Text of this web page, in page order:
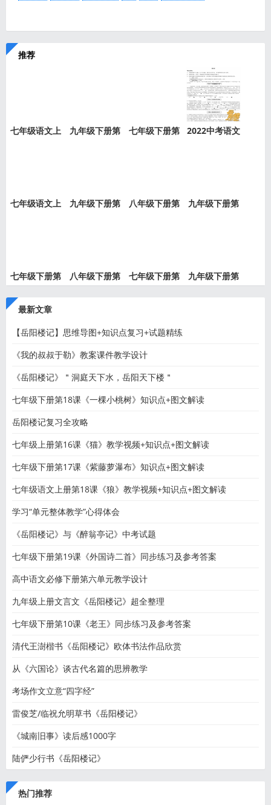
推荐
七年级语文上
九年级下册第
七年级下册第
2022中考语文
七年级语文上
九年级下册第
八年级下册第
九年级下册第
七年级下册第
八年级下册第
七年级下册第
九年级下册第
最新文章
【岳阳楼记】思维导图+知识点复习+试题精练
《我的叔叔于勒》教案课件教学设计
《岳阳楼记》＂洞庭天下水，岳阳天下楼＂
七年级下册第18课《一棵小桃树》知识点+图文解读
岳阳楼记复习全攻略
七年级上册第16课《猫》教学视频+知识点+图文解读
七年级下册第17课《紫藤萝瀑布》知识点+图文解读
七年级语文上册第18课《狼》教学视频+知识点+图文解读
学习“单元整体教学”心得体会
《岳阳楼记》与《醉翁亭记》中考试题
七年级下册第19课《外国诗二首》同步练习及参考答案
高中语文必修下册第六单元教学设计
九年级上册文言文《岳阳楼记》超全整理
七年级下册第10课《老王》同步练习及参考答案
清代王澍楷书《岳阳楼记》欧体书法作品欣赏
从《六国论》谈古代名篇的思辨教学
考场作文立意“四字经”
雷俊芝/临祝允明草书《岳阳楼记》
《城南旧事》读后感1000字
陆俨少行书《岳阳楼记》
热门推荐